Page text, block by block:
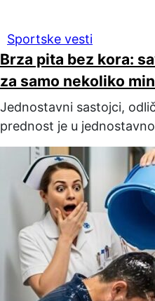
Sportske vesti
Brza pita bez kora:
za samo nekoliko
Jednostavni sastojci,
prednost je u